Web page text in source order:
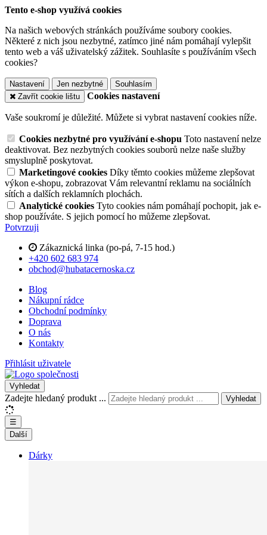
Tento e-shop využívá cookies
Na našich webových stránkách používáme soubory cookies.
Některé z nich jsou nezbytné, zatímco jiné nám pomáhají vylepšit
tento web a váš uživatelský zážitek. Souhlasíte s používáním všech
cookies?
Nastavení Jen nezbytné
Souhlasím
Zavřít cookie lištu
Cookies nastavení
Vaše soukromí je důležité. Můžete si vybrat nastavení cookies níže.
Cookies nezbytné pro využívání e-shopu Toto nastavení nelze
deaktivovat. Bez nezbytných cookies souborů nelze naše služby
smysluplně poskytovat.
Marketingové cookies Díky těmto cookies můžeme zlepšovat
výkon e-shopu, zobrazovat Vám relevantní reklamu na sociálních
sítích a dalších reklamních plochách.
Analytické cookies Tyto cookies nám pomáhají pochopit, jak e-
shop používáte. S jejich pomocí ho můžeme zlepšovat.
Potvrzuji
Zákaznická linka (po-pá, 7-15 hod.)
+420 602 683 974
obchod@hubatacernoska.cz
Blog
Nákupní rádce
Obchodní podmínky
Doprava
O nás
Kontakty
Přihlásit uživatele
Vyhledat
Zadejte hledaný produkt ... Vyhledat
☰
Další
Dárky